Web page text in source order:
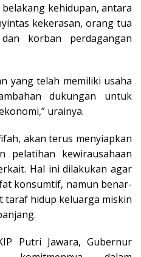
kehidupan, antara
kekerasan, orang tua
korban perdagangan
yang telah memiliki usaha
dukungan untuk
urainya.
akan terus menyiapkan
pelatihan kewirausahaan
Hal ini dilakukan agar
konsumtif, namun benar-
taraf hidup keluarga miskin
Putri Jawara, Gubernur